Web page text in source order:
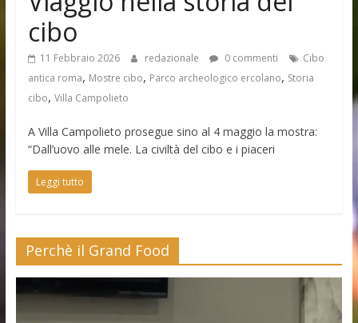
cibo
11 Febbraio 2026 redazionale 0 commenti
Cibo
antica roma, Mostre cibo, Parco archeologico ercolano, Storia
cibo, Villa Campolieto
A Villa Campolieto prosegue sino al 4 maggio la mostra:
“Dall’uovo alle mele. La civiltà del cibo e i piaceri
Leggi tutto
Perchè il Grand Food
Player